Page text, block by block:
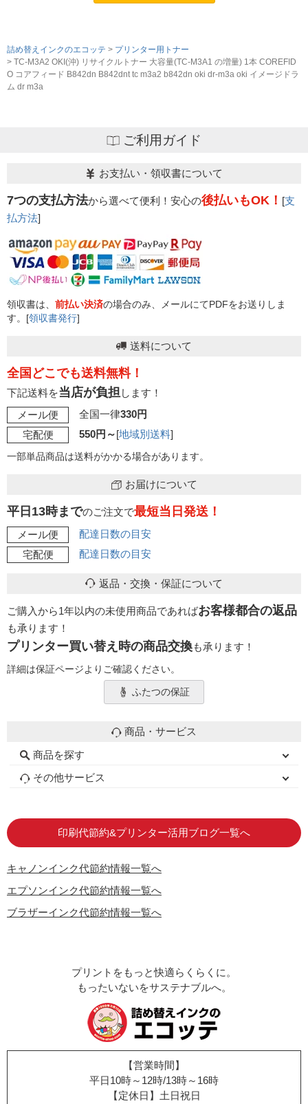
詰め替えインクのエコッテ
プリンター用トナー
TC-M3A2 OKI(沖) リサイクルトナー 大容量(TC-M3A1 の増量) 1本 COREFID
O コアフィード B842dn B842dnt tc m3a2 b842dn oki dr-m3a oki イメージドラ
ム dr m3a
ご利用ガイド
お支払い・領収書について
7つの支払方法から選べて便利！安心の後払いもOK！ [支
払方法]
領収書は、 前払い決済の場合のみ、メールにてPDFをお送りしま
す。[領収書発行]
送料について
全国どこでも送料無料！
下記送料を当店が負担 します！
メール便
全国一律330円
宅配便
550円～[地域別送料]
一部単品商品は送料がかかる場合があります。
お届けについて
平日13時までのご注文で最短当日発送！
メール便
配達日数の目安
宅配便
配達日数の目安
返品・交換・保証について
ご購入から1年以内の未使用商品であればお客様都合の返品
も承ります！
プリンター買い替え時の商品交換も承ります！
詳細は保証ページよりご確認ください。
ふたつの保証
商品・サービス
商品を探す
初心者用セット
キャノンインク
エプソンインク
ブラザーインク
詰め替えインク
互換インクボトル
互換インクカートリッジ
再生インクカートリッジ
トナーカートリッジ
その他サービス
印刷代節約&プリンター活用ブログ一覧へ
キャノンインク代節約情報一覧へ
エプソンインク代節約情報一覧へ
ブラザーインク代節約情報一覧へ
プリントをもっと快適らくらくに。
もったいないをサステナブルへ。
【営業時間】
平日10時～12時/13時～16時
【定休日】土日祝日